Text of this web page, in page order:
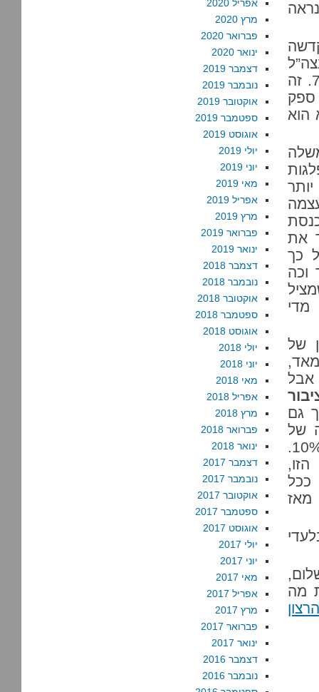
בקרב יהודי ישראל צנח בארבעה חודשים מ-90% ל-78%. זה
ספק
הוא
על 21% ובמפלגות
את
כך
וכה
מדי
של
מהיהודים (28%), כך גם
של
הפלסטינים הישראלים יותר מכפולה, 22% לעומת 10%.
ככל
מאז
מה
אפריל 2020
מרץ 2020
פברואר 2020
ינואר 2020
דצמבר 2019
נובמבר 2019
אוקטובר 2019
ספטמבר 2019
אוגוסט 2019
יולי 2019
יוני 2019
מאי 2019
אפריל 2019
מרץ 2019
פברואר 2019
ינואר 2019
דצמבר 2018
נובמבר 2018
אוקטובר 2018
ספטמבר 2018
אוגוסט 2018
יולי 2018
יוני 2018
מאי 2018
אפריל 2018
מרץ 2018
פברואר 2018
ינואר 2018
דצמבר 2017
נובמבר 2017
אוקטובר 2017
ספטמבר 2017
אוגוסט 2017
יולי 2017
יוני 2017
מאי 2017
אפריל 2017
מרץ 2017
פברואר 2017
ינואר 2017
דצמבר 2016
נובמבר 2016